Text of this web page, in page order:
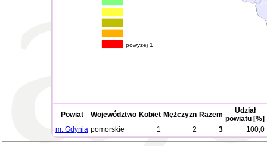
powyżej 1
Powiat Województwo Kobiet Mężczyzn Razem
Udział
powiatu [%]
m. Gdynia pomorskie 1 2 3 100,0